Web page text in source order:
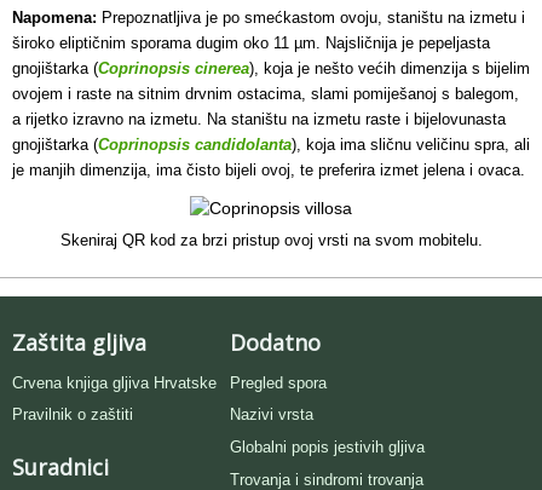
Napomena: Prepoznatljiva je po smećkastom ovoju, staništu na izmetu i
široko eliptičnim sporama dugim oko 11 µm. Najsličnija je pepeljasta
gnojištarka (Coprinopsis cinerea), koja je nešto većih dimenzija s bijelim
ovojem i raste na sitnim drvnim ostacima, slami pomiješanoj s balegom,
a rijetko izravno na izmetu. Na staništu na izmetu raste i bijelovunasta
gnojištarka (Coprinopsis candidolanta), koja ima sličnu veličinu spra, ali
je manjih dimenzija, ima čisto bijeli ovoj, te preferira izmet jelena i ovaca.
Skeniraj QR kod za brzi pristup ovoj vrsti na svom mobitelu.
Zaštita gljiva
Crvena knjiga gljiva Hrvatske
Pravilnik o zaštiti
Suradnici
Dodatno
Pregled spora
Nazivi vrsta
Globalni popis jestivih gljiva
Trovanja i sindromi trovanja